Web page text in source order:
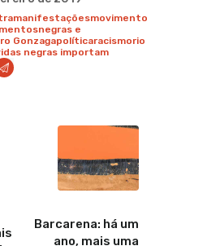
manifestaçõesmovimento
negras e
Gonzagapolíticaracismorio
negras importam
Barcarena: há um
ano, mais uma